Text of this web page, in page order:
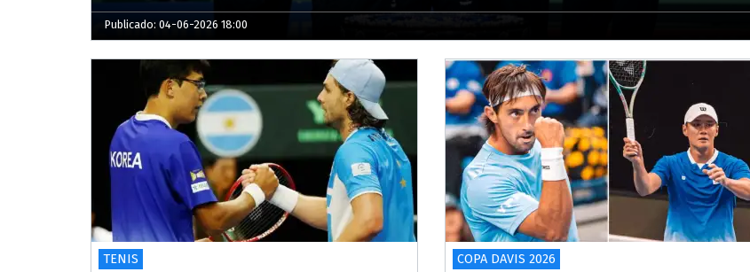
Publicado: 04-06-2026 18:00
TENIS COPA DAVIS 2026